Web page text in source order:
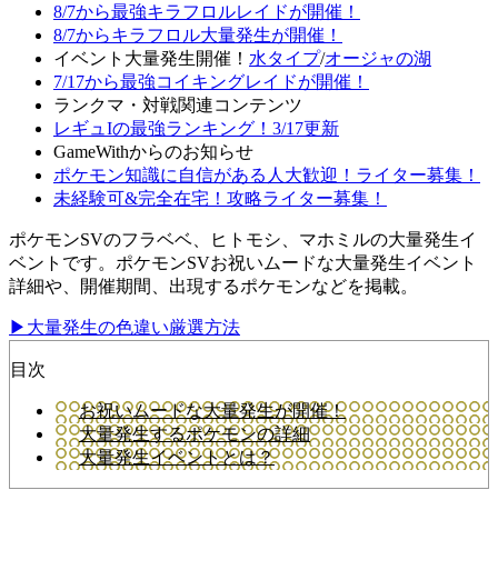
8/7から最強キラフロルレイドが開催！
8/7からキラフロル大量発生が開催！
イベント大量発生開催！ 水タイプ/オージャの湖
7/17から最強コイキングレイドが開催！
ランクマ・対戦関連コンテンツ
レギュIの最強ランキング！3/17更新
GameWithからのお知らせ
ポケモン知識に自信がある人大歓迎！ライター募集！
未経験可&完全在宅！攻略ライター募集！
ポケモンSVのフラベベ、ヒトモシ、マホミルの大量発生イ
ベントです。ポケモンSVお祝いムードな大量発生イベント
詳細や、開催期間、出現するポケモンなどを掲載。
▶大量発生の色違い厳選方法
目次
お祝いムードな大量発生が開催！
大量発生するポケモンの詳細
大量発生イベントとは？